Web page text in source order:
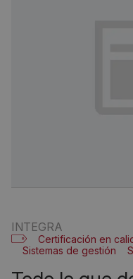
INTEGRA
Certificación en
Sistemas de gestión